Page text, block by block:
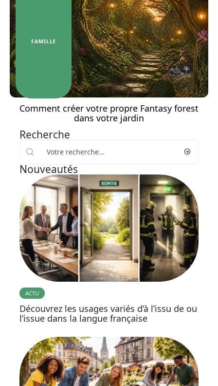
FAMILLE
Comment créer votre propre Fantasy forest
dans votre jardin
Recherche
Nouveautés
ACTU
Découvrez les usages variés d’à l’issu de ou
l’issue dans la langue française